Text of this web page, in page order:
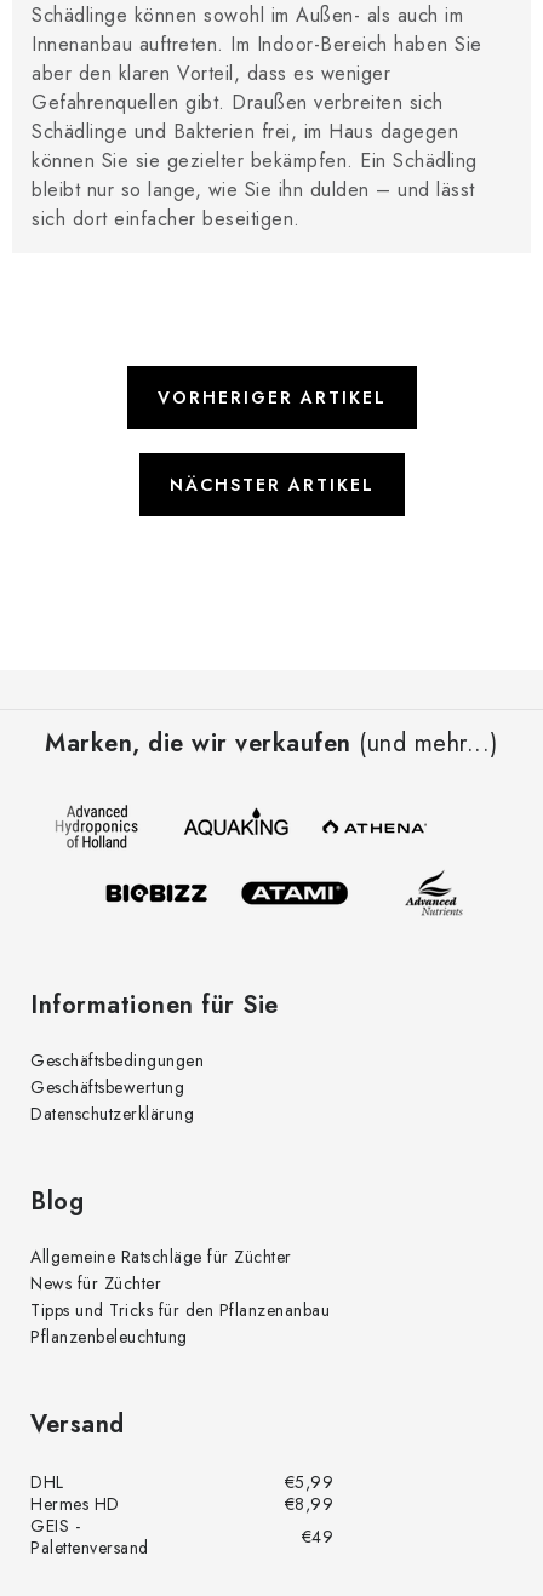
Schädlinge können sowohl im Außen- als auch im
Innenanbau auftreten. Im Indoor-Bereich haben Sie
aber den klaren Vorteil, dass es weniger
Gefahrenquellen gibt. Draußen verbreiten sich
Schädlinge und Bakterien frei, im Haus dagegen
können Sie sie gezielter bekämpfen. Ein Schädling
bleibt nur so lange, wie Sie ihn dulden – und lässt
sich dort einfacher beseitigen.
VORHERIGER ARTIKEL
NÄCHSTER ARTIKEL
Marken, die wir verkaufen (und mehr...)
Informationen für Sie
Geschäftsbedingungen
Geschäftsbewertung
Datenschutzerklärung
Blog
Allgemeine Ratschläge für Züchter
News für Züchter
Tipps und Tricks für den Pflanzenanbau
Pflanzenbeleuchtung
Versand
DHL
€5,99
Hermes HD
€8,99
GEIS -
Palettenversand
€49